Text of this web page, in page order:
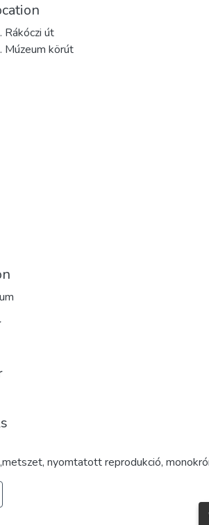
Rákóczi út
Múzeum körút
nyomtatott reprodukció,